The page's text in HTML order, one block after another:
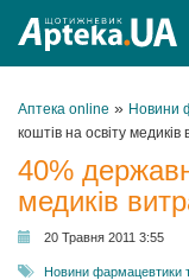
Аптека online » Новини
коштів на освіту
40%
медиків
20 Травня 2011 3:55
Новини фармацевтики